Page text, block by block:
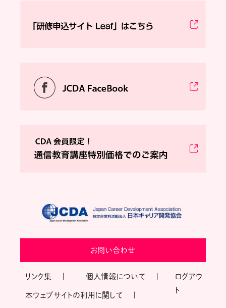
お問い合わせ
リンク集 個人情報について
本ウェブサイトの利用に関して
ログアウ
ト